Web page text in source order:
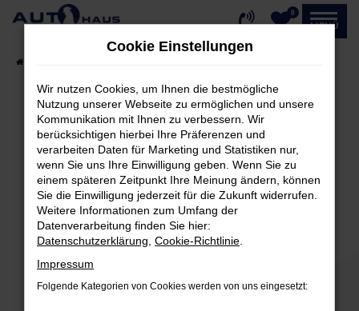
Zum
0
MENÜ
Fehler: Network Error
Beim Laden ist ein Fehler aufgetreten.
Hier sind ein paar Tipps, die dir helfen können:
Überprüfe deine Firewall und deine
Internetverbindung.
Laden andere Webseiten, zum Beispiel deine
Suchmaschine?
Prüfe deine Browsererweiterungen.
Cookie Einstellungen
Wir nutzen Cookies, um Ihnen die bestmögliche
Nutzung unserer Webseite zu ermöglichen und unsere
Kommunikation mit Ihnen zu verbessern. Wir
berücksichtigen hierbei Ihre Präferenzen und
verarbeiten Daten für Marketing und Statistiken nur,
wenn Sie uns Ihre Einwilligung geben. Wenn Sie zu
einem späteren Zeitpunkt Ihre Meinung ändern, können
Sie die Einwilligung jederzeit für die Zukunft widerrufen.
Weitere Informationen zum Umfang der
Datenverarbeitung finden Sie hier:
Datenschutzerklärung Cookie-Richtlinie
Impressum
Folgende Kategorien von Cookies werden von uns eingesetzt: